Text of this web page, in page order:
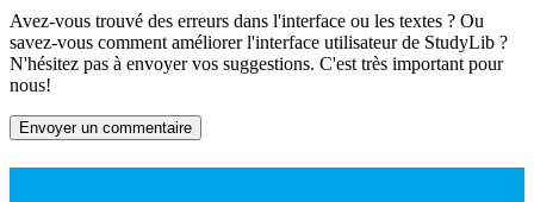
Avez-vous trouvé des erreurs dans l'interface ou les textes ? Ou
savez-vous comment améliorer l'interface utilisateur de StudyLib ?
N'hésitez pas à envoyer vos suggestions. C'est très important pour
nous!
Envoyer un commentaire